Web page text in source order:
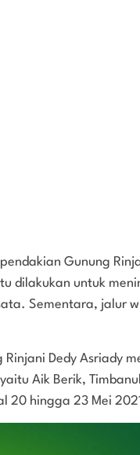
Gunung
dilakukan untuk
Sementara, jalur
Rinjani Dedy Asriady
Aik Berik,
20 hingga 23 Mei